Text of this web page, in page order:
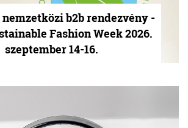
b2b rendezvény -
Fashion Week 2026.
szeptember 14-16.